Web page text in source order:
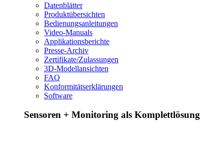
Datenblätter
Produktübersichten
Bedienungsanleitungen
Video-Manuals
Applikationsberichte
Presse-Archiv
Zertifikate/Zulassungen
3D-Modellansichten
FAQ
Konformitätserklärungen
Software
Sensoren + Monitoring als Komplettlösung